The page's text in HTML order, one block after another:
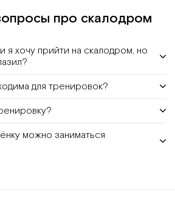
про скалодром
я хочу прийти на скалодром, но
для тренировок?
можно заниматься